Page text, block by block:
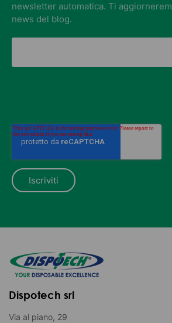
newsletter automatica. Ti
news del blog.
Dispotech srl
Via al piano, 29